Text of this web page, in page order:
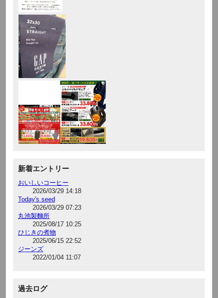
新着エントリー
おいしいコーヒー
2026/03/29 14:18
Today's seed
2026/03/29 07:23
丸池製麵所
2025/08/17 10:25
ひじきの煮物
2025/06/15 22:52
ジーンズ
2022/01/04 11:07
過去ログ